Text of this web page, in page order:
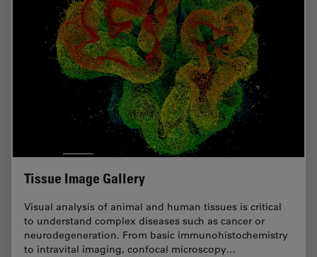
Tissue Image Gallery
Visual analysis of animal and human tissues is critical
to understand complex diseases such as cancer or
neurodegeneration. From basic immunohistochemistry
to intravital imaging, confocal microscopy…